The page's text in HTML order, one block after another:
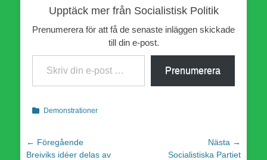
Upptäck mer från Socialistisk Politik
Prenumerera för att få de senaste inläggen skickade
till din e-post.
Skriv din e-post …
Prenumerera
Kategorier
Demonstrationer
Inläggsnavigering
← Föregående
Föregående
Breiviks idéer delas av
Nästa →
Socialistiska Partiet